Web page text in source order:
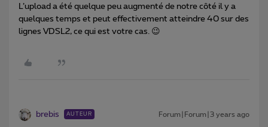
L’upload a été quelque peu augmenté de notre côté il y a
quelques temps et peut effectivement atteindre 40 sur des
lignes VDSL2, ce qui est votre cas. 😉
brebis AUTEUR Forum|Forum|3 years ago